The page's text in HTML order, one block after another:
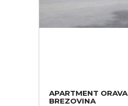
APARTMENT ORAVA
BREZOVINA